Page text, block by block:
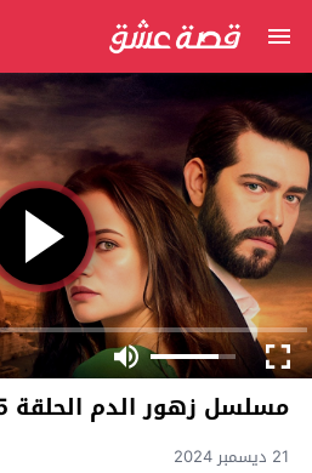
مسلسل زهور الدم الحلقة 125
21 ديسمبر 2024